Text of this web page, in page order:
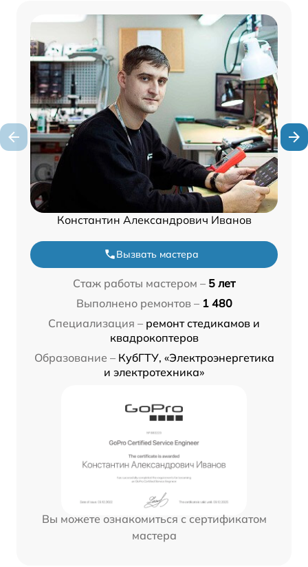
Константин Александрович Иванов
Вызвать мастера
Стаж работы мастером – 5 лет
Выполнено ремонтов – 1 480
Специализация – ремонт стедикамов и
квадрокоптеров
Образование – КубГТУ, «Электроэнергетика
и электротехника»
Вы можете ознакомиться с сертификатом
мастера